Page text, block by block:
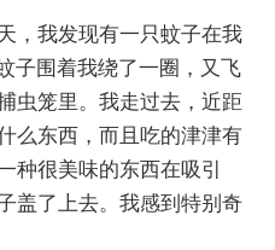
，我发现有一只蚊子在我
子围着我绕了一圈，又飞
虫笼里。我走过去，近距
么东西，而且吃的津津有
种很美味的东西在吸引
盖了上去。我感到特别奇